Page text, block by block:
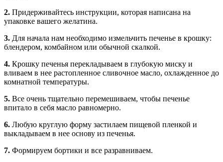
2. Придерживайтесь инструкции, которая написана на
упаковке вашего желатина.
3. Для начала нам необходимо измельчить печенье в крошку:
блендером, комбайном или обычной скалкой.
4. Крошку печенья перекладываем в глубокую миску и
вливаем в нее растопленное сливочное масло, охлажденное до
комнатной температуры.
5. Все очень тщательно перемешиваем, чтобы печенье
впитало в себя масло равномерно.
6. Любую круглую форму застилаем пищевой пленкой и
выкладываем в нее основу из печенья.
7. Формируем бортики и все разравниваем.